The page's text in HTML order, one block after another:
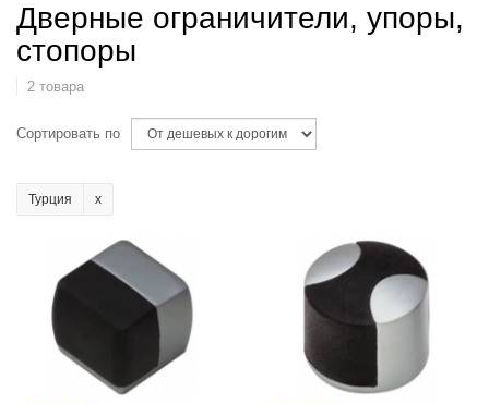
Дверные ограничители, упоры,
стопоры
2 товара
Сортировать по
Турция